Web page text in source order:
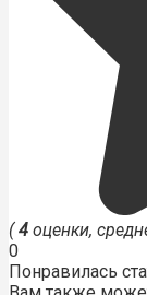
(4 оценки,
0
Понравилась